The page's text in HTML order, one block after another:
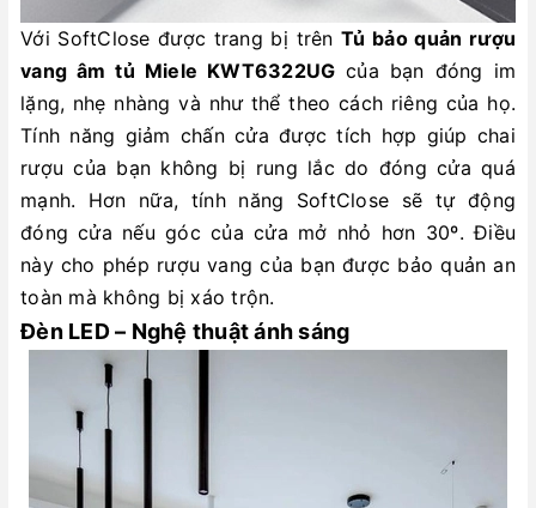
Với SoftClose được trang bị trênTủ bảo quản rượu
vang âm tủ Miele KWT6322UG của bạn đóng im
lặng, nhẹ nhàng và như thể theo cách riêng của họ.
Tính năng giảm chấn cửa được tích hợp giúp chai
rượu của bạn không bị rung lắc do đóng cửa quá
mạnh. Hơn nữa, tính năng SoftClose sẽ tự động
đóng cửa nếu góc của cửa mở nhỏ hơn 30º. Điều
này cho phép rượu vang của bạn được bảo quản an
toàn mà không bị xáo trộn.
Đèn LED – Nghệ thuật ánh sáng